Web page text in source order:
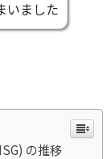
いました
の推移